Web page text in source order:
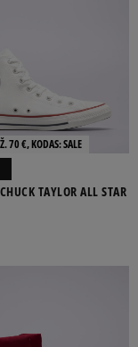
70 €, KODAS: SALE
TAYLOR ALL STAR